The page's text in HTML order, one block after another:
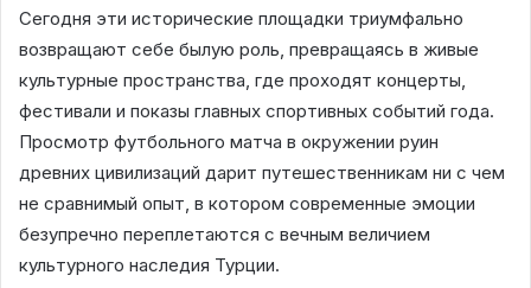
Сегодня эти исторические площадки триумфально
возвращают себе былую роль, превращаясь в живые
культурные пространства, где проходят концерты,
фестивали и показы главных спортивных событий года.
Просмотр футбольного матча в окружении руин
древних цивилизаций дарит путешественникам ни с чем
не сравнимый опыт, в котором современные эмоции
безупречно переплетаются с вечным величием
культурного наследия Турции.